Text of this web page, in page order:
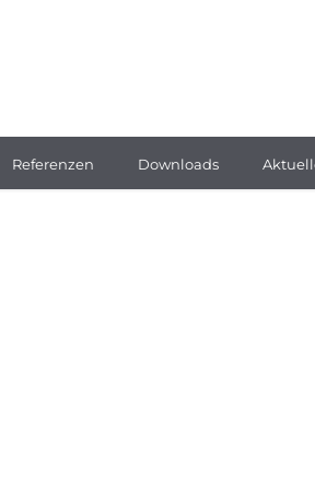
Referenzen Downloads